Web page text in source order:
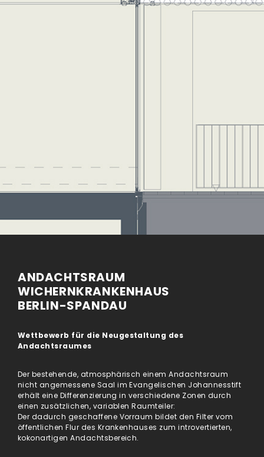
ANDACHTSRAUM
WICHERNKRANKENHAUS
BERLIN-SPANDAU
Wettbewerb für die Neugestaltung des
Andachtsraumes
Der bestehende, atmosphärisch einem Andachtsraum
nicht angemessene Saal im Evangelischen Johannesstift
erhält eine Differenzierung in verschiedene Zonen durch
einen zusätzlichen, variablen Raumteiler:
Der dadurch geschaffene Vorraum bildet den Filter vom
öffentlichen Flur des Krankenhauses zum introvertierten,
kokonartigen Andachtsbereich.